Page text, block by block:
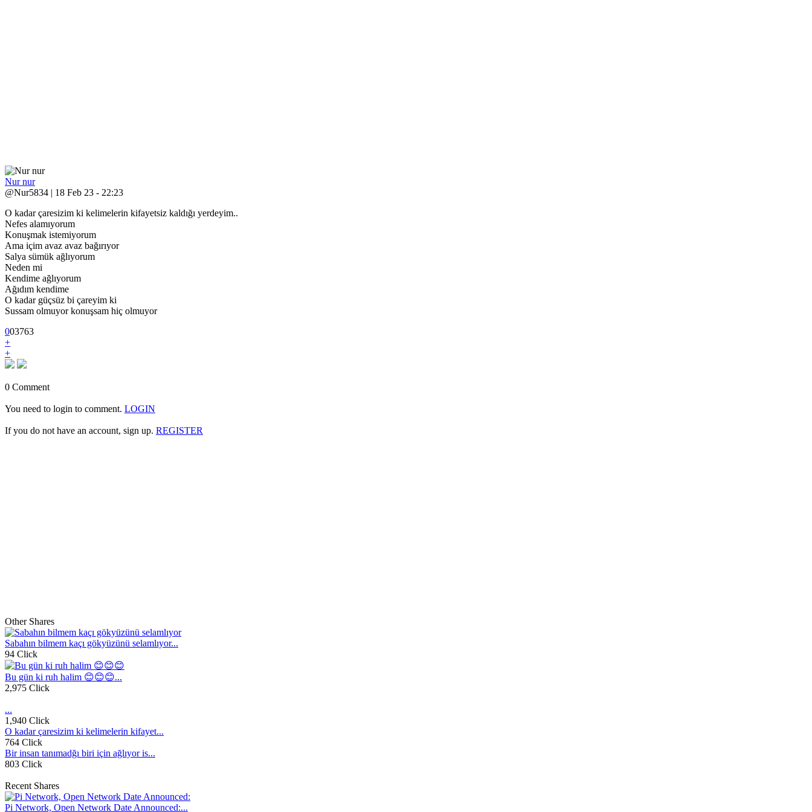
Nur nur
@Nur5834 | 18 Feb 23 - 22:23
O kadar çaresizim ki kelimelerin kifayetsiz kaldığı yerdeyim..
Nefes alamıyorum
Konuşmak istemiyorum
Ama içim avaz avaz bağırıyor
Salya sümük ağlıyorum
Neden mi
Kendime ağlıyorum
Ağıdım kendime
O kadar güçsüz bi çareyim ki
Sussam olmuyor konuşsam hiç olmuyor
003763
+
+
0 Comment
You need to login to comment. LOGIN
If you do not have an account, sign up. REGISTER
Other Shares
Sabahın bilmem kaçı gökyüzünü selamlıyor...
94 Click
Bu gün ki ruh halim 😊😊😊...
2,975 Click
...
1,940 Click
O kadar çaresizim ki kelimelerin kifayet...
764 Click
Bir insan tanımadğı biri için ağlıyor is...
803 Click
Recent Shares
Pi Network, Open Network Date Announced:...